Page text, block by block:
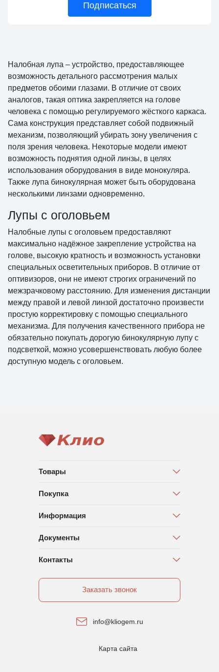
Подписаться
Налобная лупа – устройство, предоставляющее
возможность детального рассмотрения малых
предметов обоими глазами. В отличие от своих
аналогов, такая оптика закрепляется на голове
человека с помощью регулируемого жёсткого каркаса.
Сама конструкция представляет собой подвижный
механизм, позволяющий убирать зону увеличения с
поля зрения человека. Некоторые модели имеют
возможность поднятия одной линзы, в целях
использования оборудования в виде монокуляра.
Также лупа бинокулярная может быть оборудована
несколькими линзами одновременно.
Лупы с оголовьем
Налобные лупы с оголовьем предоставляют
максимально надёжное закрепление устройства на
голове, высокую кратность и возможность установки
специальных осветительных приборов. В отличие от
оптивизоров, они не имеют строгих ограничений по
межзрачковому расстоянию. Для изменения дистанции
между правой и левой линзой достаточно произвести
простую корректировку с помощью специального
механизма. Для получения качественного прибора не
обязательно покупать дорогую бинокулярную лупу с
подсветкой, можно усовершенствовать любую более
доступную модель с оголовьем.
Товары
Покупка
Информация
Документы
Контакты
Заказать звонок
info@kliogem.ru
Карта сайта